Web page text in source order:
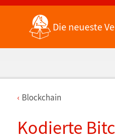
Die neueste
Blockchain
Kodierte